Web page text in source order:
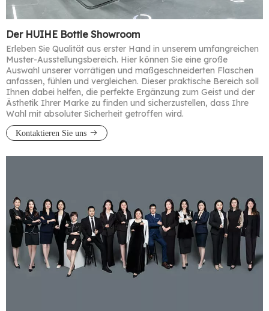
Der HUIHE Bottle Showroom
Erleben Sie Qualität aus erster Hand in unserem umfangreichen
Muster-Ausstellungsbereich. Hier können Sie eine große
Auswahl unserer vorrätigen und maßgeschneiderten Flaschen
anfassen, fühlen und vergleichen. Dieser praktische Bereich soll
Ihnen dabei helfen, die perfekte Ergänzung zum Geist und der
Ästhetik Ihrer Marke zu finden und sicherzustellen, dass Ihre
Wahl mit absoluter Sicherheit getroffen wird.​​​​​​​
Kontaktieren Sie uns